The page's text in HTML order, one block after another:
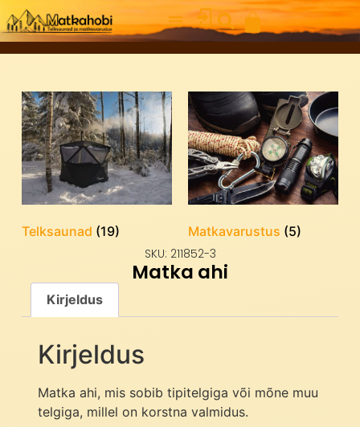
Telksaunad (19) Matkavarustus (5)
SKU: 211852-3
Matka ahi
Kirjeldus
Kirjeldus
Matka ahi, mis sobib tipitelgiga või mõne muu
telgiga, millel on korstna valmidus.